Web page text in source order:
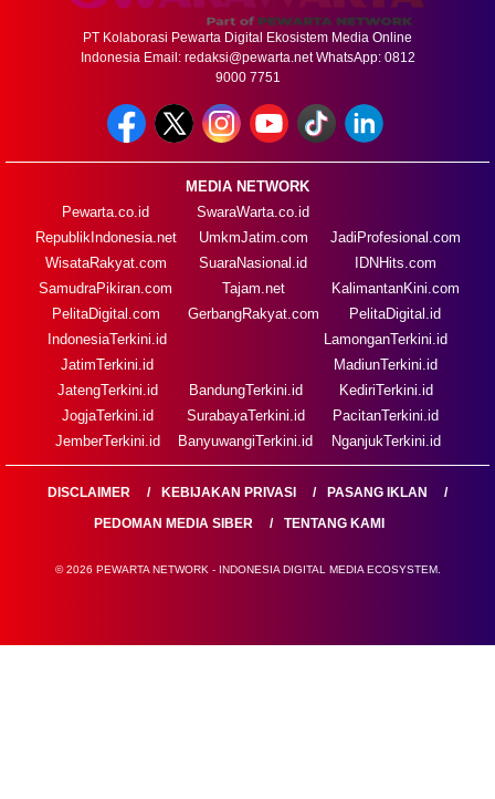
PT Kolaborasi Pewarta Digital Ekosistem Media Online
Indonesia Email: redaksi@pewarta.netWhatsApp: 0812
9000 7751
MEDIA NETWORK
Pewarta.co.id
RepublikIndonesia.net
WisataRakyat.com
SamudraPikiran.com
PelitaDigital.com
SwaraWarta.co.id
UmkmJatim.com
SuaraNasional.id
Tajam.net
GerbangRakyat.com
JadiProfesional.com
IDNHits.com
KalimantanKini.com
PelitaDigital.id
IndonesiaTerkini.id
JatimTerkini.id
JatengTerkini.id
JogjaTerkini.id
JemberTerkini.id
BandungTerkini.id
SurabayaTerkini.id
BanyuwangiTerkini.id
LamonganTerkini.id
MadiunTerkini.id
KediriTerkini.id
PacitanTerkini.id
NganjukTerkini.id
DISCLAIMER KEBIJAKAN PRIVASI
PASANG IKLAN
PEDOMAN MEDIA SIBER
TENTANG KAMI
© 2026 PEWARTA NETWORK - INDONESIA DIGITAL MEDIA ECOSYSTEM.